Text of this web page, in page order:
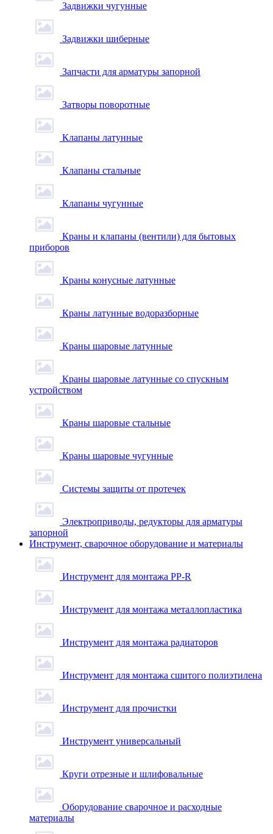
Задвижки чугунные
Задвижки шиберные
Запчасти для арматуры запорной
Затворы поворотные
Клапаны латунные
Клапаны стальные
Клапаны чугунные
Краны и клапаны (вентили) для бытовых
приборов
Краны конусные латунные
Краны латунные водоразборные
Краны шаровые латунные
Краны шаровые латунные со спускным
устройством
Краны шаровые стальные
Краны шаровые чугунные
Системы защиты от протечек
Электроприводы, редукторы для арматуры
запорной
Инструмент, сварочное оборудование и материалы
Инструмент для монтажа PP-R
Инструмент для монтажа металлопластика
Инструмент для монтажа радиаторов
Инструмент для монтажа сшитого полиэтилена
Инструмент для прочистки
Инструмент универсальный
Круги отрезные и шлифовальные
Оборудование сварочное и расходные
материалы